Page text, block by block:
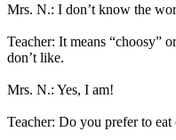
Mrs. N.: I don’t know the
Teacher: It means “choosy”
don’t like.
Mrs. N.: Yes, I am!
Teacher: Do you prefer to eat